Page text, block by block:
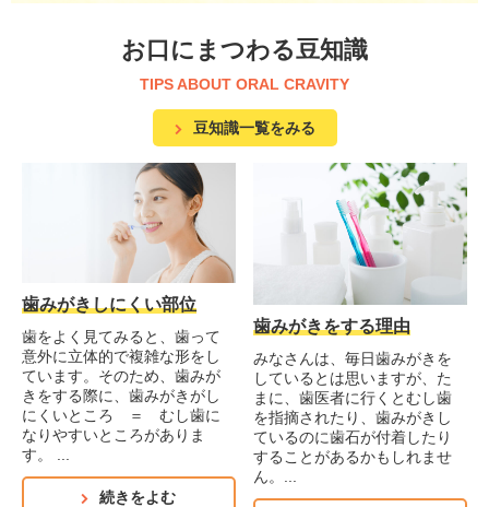
お口にまつわる豆知識
TIPS ABOUT ORAL CRAVITY
豆知識一覧をみる
歯みがきしにくい部位
歯をよく見てみると、歯って
意外に立体的で複雑な形をし
ています。そのため、歯みが
きをする際に、歯みがきがし
にくいところ ＝ むし歯に
なりやすいところがありま
す。 ...
続きをよむ
歯みがきをする理由
みなさんは、毎日歯みがきを
しているとは思いますが、た
まに、歯医者に行くとむし歯
を指摘されたり、歯みがきし
ているのに歯石が付着したり
することがあるかもしれませ
ん。...